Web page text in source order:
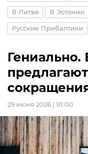
В Литве В Эстонии
Русские Прибалтики
Гениально.
29 июня 2026 | 10:00